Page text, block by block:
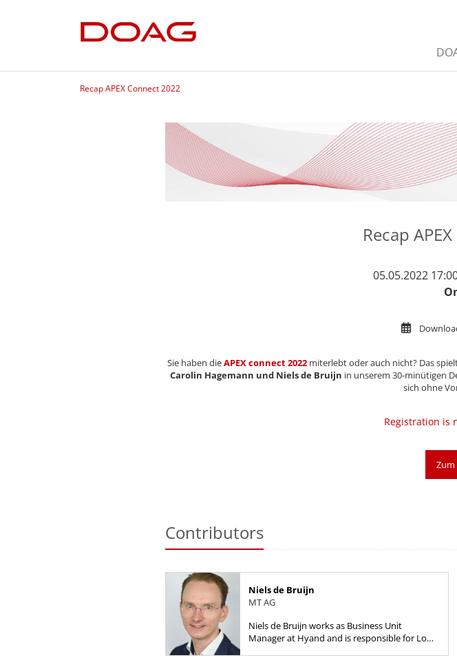
Recap APEX Connect 2022
Recap
05.05.2022
Sie haben dieAPEX connect 2022 miterlebt oder auch nicht? Das
Carolin Hagemann und Niels de Bruijn in unserem 30-minütigen
sich ohne
Registration is
Zum
Contributors
Niels de Bruijn
MT AG
Niels de Bruijn works as Business Unit
Manager at Hyand and is responsible for Low-